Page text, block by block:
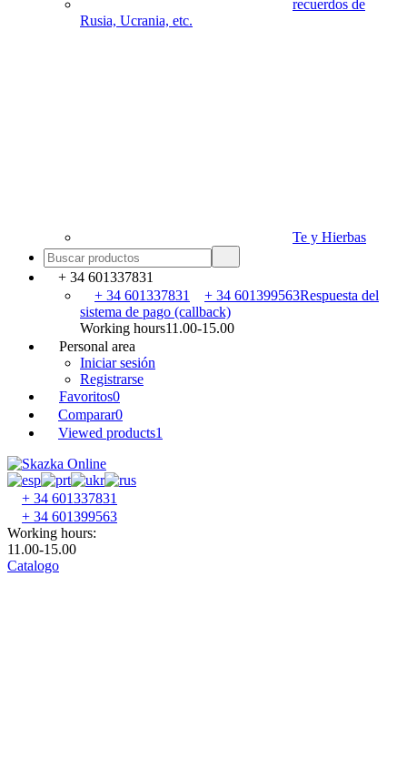
recuerdos de
Rusia, Ucrania, etc.
Te y Hierbas
+ 34 601337831
+ 34 601337831
+ 34 601399563Respuesta del
sistema de pago (callback)
Working hours11.00-15.00
Personal area
Iniciar sesión
Registrarse
Favoritos0
Comparar0
Viewed products1
+ 34 601337831
+ 34 601399563
Working hours:
11.00-15.00
Catalogo